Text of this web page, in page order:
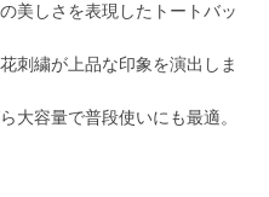
美しさを表現したトートバッ
刺繍が上品な印象を演出しま
大容量で普段使いにも最適。